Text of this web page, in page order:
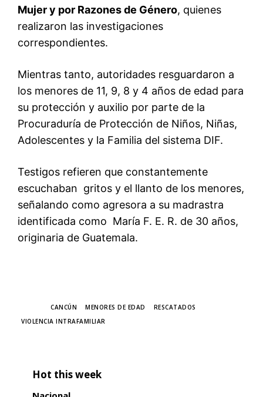
Mujer y por Razones de Género, quienes
realizaron las investigaciones
correspondientes.
Mientras tanto, autoridades resguardaron a
los menores de 11, 9, 8 y 4 años de edad para
su protección y auxilio por parte de la
Procuraduría de Protección de Niños, Niñas,
Adolescentes y la Familia del sistema DIF.
Testigos refieren que constantemente
escuchaban gritos y el llanto de los menores,
señalando como agresora a su madrastra
identificada como María F. E. R. de 30 años,
originaria de Guatemala.
CANCÚN MENORES DE EDAD
RESCATADOS
VIOLENCIA INTRAFAMILIAR
Hot this week